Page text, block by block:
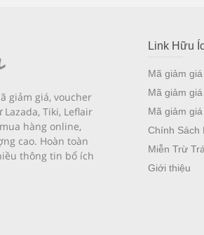
giảm giá, voucher
Tiki, Leflair
hàng online,
cao. Hoàn toàn
thông tin bổ ích
Link Hữu
Mã giảm
Mã giảm giá
Mã giảm
Chính Sách
Miễn Trừ
Giới thiệu